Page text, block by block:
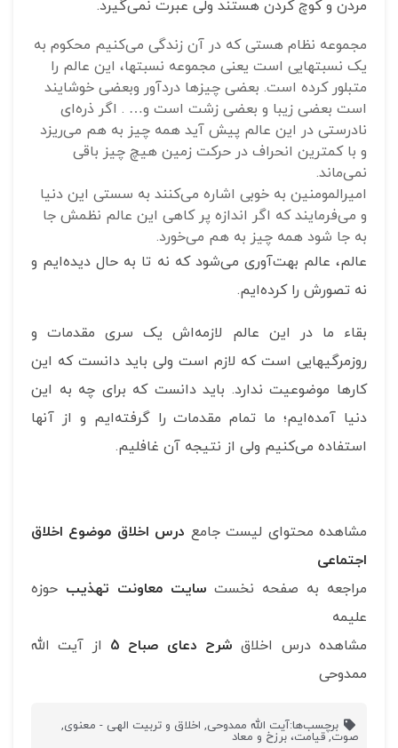
مردن و کوچ کردن هستند ولی عبرت نمی‌گیرد.
مجموعه نظام هستی که در آن زندگی می‌کنیم محکوم به
یک نسبتهایی است یعنی مجموعه نسبتها، این عالم را
متبلور کرده است. بعضی چیزها دردآور وبعضی خوشایند
است بعضی زیبا و بعضی زشت است و… . اگر ذره‌ای
نادرستی در این عالم پیش آید همه چیز به هم می‌ریزد
و با کمترین انحراف در حرکت زمین هیچ چیز باقی
نمی‌ماند.
امیرالمومنین به خوبی اشاره می‌کنند به سستی این دنیا
و می‌فرمایند که اگر اندازه پر کاهی این عالم نظمش جا
به جا شود همه چیز به هم می‌خورد.
عالم، عالم بهت‌آوری می‌شود که نه تا به حال دیده‌ایم و
نه تصورش را کرده‌ایم.
بقاء ما در این عالم لازمه‌اش یک سری مقدمات و
روزمرگی‎هایی است که لازم است ولی باید دانست که این
کارها موضوعیت ندارد. باید دانست که برای چه به این
دنیا آمده‌ایم؛ ما تمام مقدمات را گرفته‌ایم و از آنها
استفاده می‌کنیم ولی از نتیجه آن غافلیم.
مشاهده محتوای لیست جامع درس اخلاق موضوع اخلاق
اجتماعی
مراجعه به صفحه نخست سایت معاونت تهذیب حوزه
علیمه
مشاهده درس اخلاق شرح دعای صباح 5
از آیت الله
ممدوحی
برچسب‌ها:آیت الله ممدوحی, اخلاق و تربیت الهی - معنوی,
صوت,قیامت، برزخ و معاد